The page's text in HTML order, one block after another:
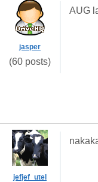
jasper
(60 posts)
AUG
jefjef_utel